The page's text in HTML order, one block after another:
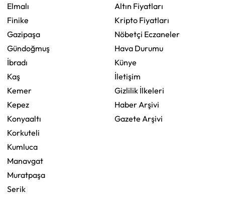
Elmalı
Finike
Gazipaşa
Gündoğmuş
İbradı
Kaş
Kemer
Kepez
Konyaaltı
Korkuteli
Kumluca
Manavgat
Muratpaşa
Serik
Altın Fiyatları
Kripto Fiyatları
Nöbetçi Eczaneler
Hava Durumu
Künye
İletişim
Gizlilik İlkeleri
Haber Arşivi
Gazete Arşivi